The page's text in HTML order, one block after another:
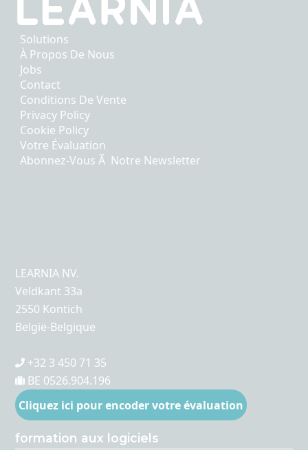
Solutions
À Propos De Nous
Jobs
Contact
Conditions De Vente
Privacy Policy
Cookie Policy
Votre Évaluation
Abonnez-Vous Ã Notre Newsletter
LEARNIA NV.
Veldkant 33a
2550 Kontich
België-Belgique
+32 3 450 71 35
BE 0526.904.196
Cliquez ici pour encoder votre évaluation
formation aux logiciels